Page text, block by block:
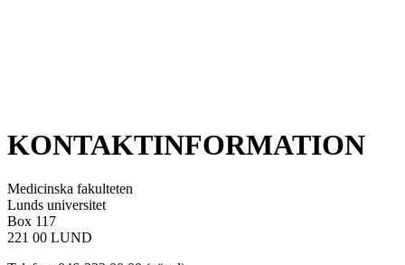
KONTAKTINFORMATION
Medicinska fakulteten
Lunds universitet
Box 117
221 00 LUND